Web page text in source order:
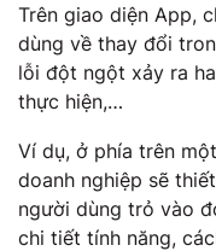
Trên giao diện App,
dùng về thay đổi
lỗi đột ngột xảy ra
thực hiện,…
Ví dụ, ở phía trên
doanh nghiệp sẽ
người dùng trỏ vào
chi tiết tính năng,